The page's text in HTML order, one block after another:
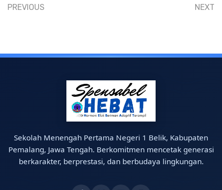
PREVIOUS NEXT
Sekolah Menengah Pertama Negeri 1 Belik, Kabupaten
Pemalang, Jawa Tengah. Berkomitmen mencetak generasi
berkarakter, berprestasi, dan berbudaya lingkungan.